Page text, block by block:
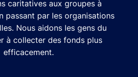
caritatives aux groupes à
passant par les organisations
Nous aidons les gens du
à collecter des fonds plus
efficacement.